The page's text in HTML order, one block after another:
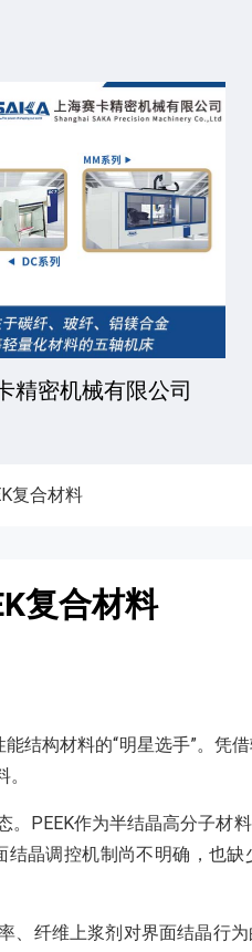
有限公司 安徽
复合材料
复合材料
结构材料的“明星选手”。凭
PEEK作为半结晶高分子材
晶调控机制尚不明确，也
纤维上浆剂对界面结晶行